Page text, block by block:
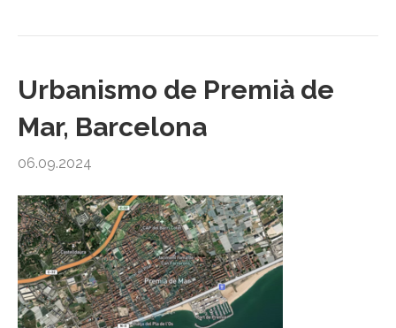
Urbanismo de Premià de
Mar, Barcelona
06.09.2024